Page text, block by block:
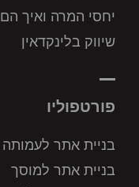
יחסי המרה ואיך
שיווק בלינקדאין
פורטפוליו
בניית אתר לעמותה
בניית אתר למוסך